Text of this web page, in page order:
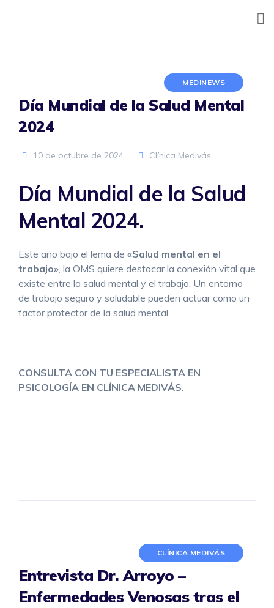
MEDINEWS
Día Mundial de la Salud Mental
2024
10 de octubre de 2024 Clínica Medivás
Día Mundial de la Salud
Mental 2024.
Este año bajo el lema de «Salud mental en el
trabajo», la OMS quiere destacar la conexión vital que
existe entre la salud mental y el trabajo. Un entorno
de trabajo seguro y saludable pueden actuar como un
factor protector de la salud mental.
CONSULTA CON TU ESPECIALISTA EN
PSICOLOGÍA EN CLÍNICA MEDIVÁS.
CLÍNICA MEDIVÁS
Entrevista Dr. Arroyo –
Enfermedades Venosas tras el